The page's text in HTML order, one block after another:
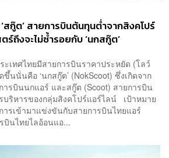
สกู๊ต’ สายการบินต้นทุนต่ำจากสิงคโปร์
ร์ถึงจะไม่ซ้ำรอยกับ ‘นกสกู๊ต’
ะเทศไทยมีสายการบินราคาประหยัด (โลว์
นนั่นคือ ‘นกสกู๊ต’ (NokScoot) ซึ่งเกิดจาก
ารบินนกแอร์ และสกู๊ต (Scoot) สายการบิน
บริหารของกลุ่มสิงคโปร์แอร์ไลน์ เป้าหมาย
รเข้ามาแข่งขันกับสายการบินไทยแอร์
บินไทยไลอ้อนแอ...